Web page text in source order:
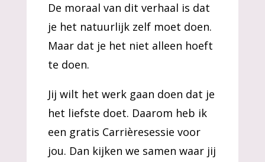
De moraal van dit verhaal is dat
je het natuurlijk zelf moet doen.
Maar dat je het niet alleen hoeft
te doen.
Jij wilt het werk gaan doen dat je
het liefste doet. Daarom heb ik
een gratis Carrièresessie voor
jou. Dan kijken we samen waar jij